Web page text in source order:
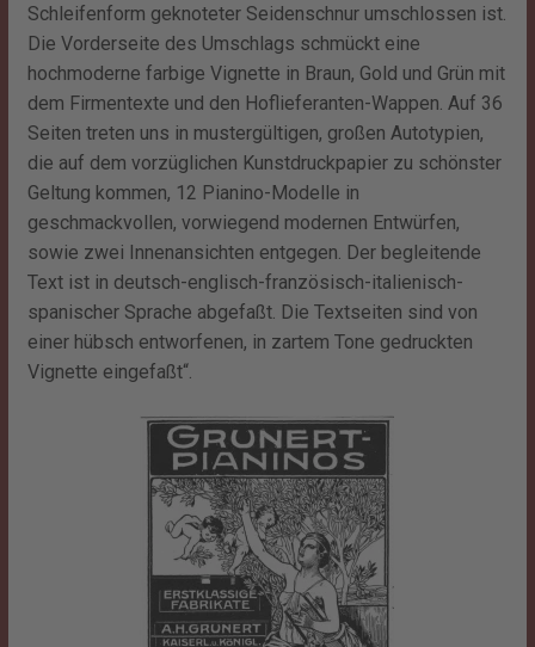
Schleifenform geknoteter Seidenschnur umschlossen ist.
Die Vorderseite des Umschlags schmückt eine
hochmoderne farbige Vignette in Braun, Gold und Grün mit
dem Firmentexte und den Hoflieferanten-Wappen. Auf 36
Seiten treten uns in mustergültigen, großen Autotypien,
die auf dem vorzüglichen Kunstdruckpapier zu schönster
Geltung kommen, 12 Pianino-Modelle in
geschmackvollen, vorwiegend modernen Entwürfen,
sowie zwei Innenansichten entgegen. Der begleitende
Text ist in deutsch-englisch-französisch-italienisch-
spanischer Sprache abgefaßt. Die Textseiten sind von
einer hübsch entworfenen, in zartem Tone gedruckten
Vignette eingefaßt“.